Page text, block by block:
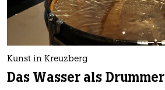
Kunst in Kreuzberg
Das Wasser als Drummer